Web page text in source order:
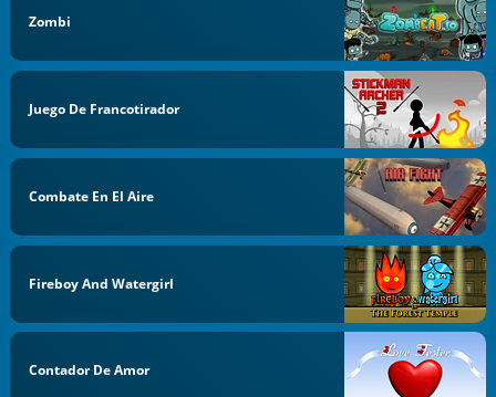
Zombi
Juego De Francotirador
Combate En El Aire
Fireboy And Watergirl
Contador De Amor